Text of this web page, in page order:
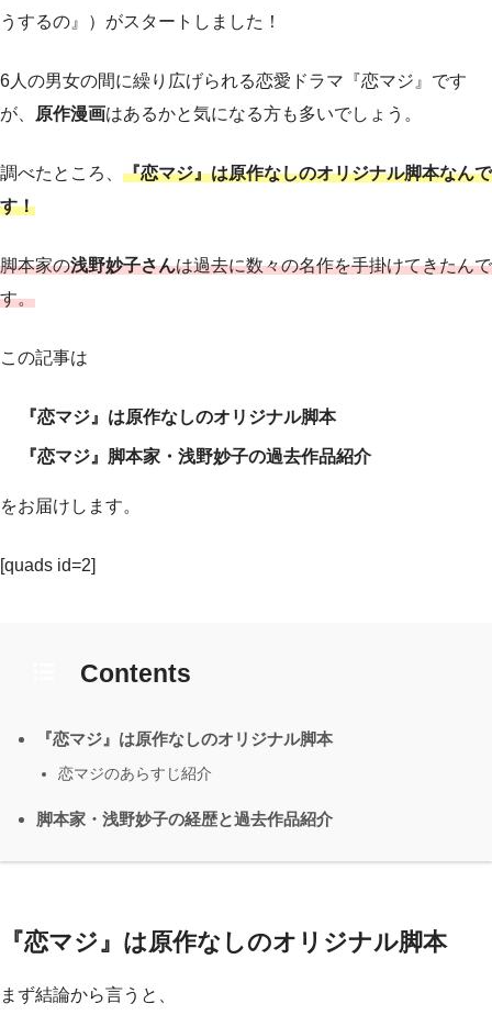
うするの』）がスタートしました！
6人の男女の間に繰り広げられる恋愛ドラマ『恋マジ』です
が、
原作漫画はあるかと気になる方も多いでしょう。
調べたところ、 『恋マジ』は原作なしのオリジナル脚本なんで
す！
脚本家の浅野妙子さんは過去に数々の名作を手掛けてきたんで
す。
この記事は
『恋マジ』は原作なしのオリジナル脚本
『恋マジ』脚本家・浅野妙子の過去作品紹介
をお届けします。
[quads id=2]
Contents
『恋マジ』は原作なしのオリジナル脚本
恋マジのあらすじ紹介
脚本家・浅野妙子の経歴と過去作品紹介
『恋マジ』は原作なしのオリジナル脚本
まず結論から言うと、